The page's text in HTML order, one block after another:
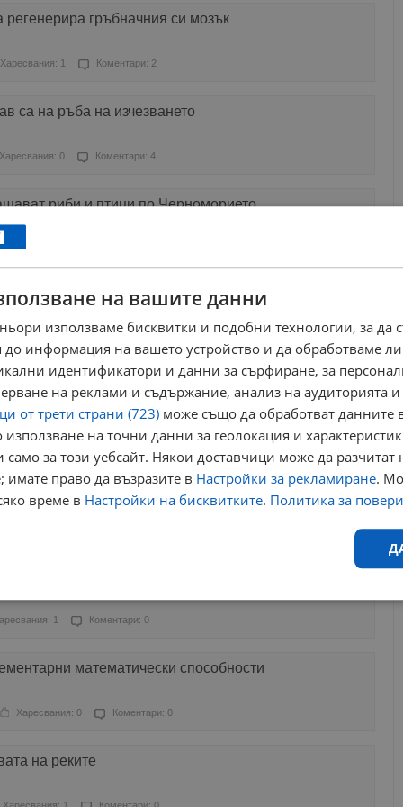
гръбначния си мозък
Харесвания: 1 Коментари: 2
са на ръба на изчезването
Харесвания: 0 Коментари: 4
риби и птици по Черноморието
1
поведение на риби във Флорида
0
фотоволтаичен покрив на Екомузея в Русе?
3 Коментари: 4
склонни да подновят бившата си любов
1 Коментари: 0
математически способности
Харесвания: 0 Коментари: 0
на реките
на вашите данни
използваме бисквитки и подобни технологии, за да
до информация на вашето устройство и да обработваме
идентификатори и данни за сърфиране, за
на реклами и съдържание, анализ на аудиторията
от трети страни (723) може също да обработват данните
на точни данни за геолокация и
за този уебсайт. Някои доставчици може да разчитат
имате право да възразите в Настройки за рекламиране.
време в Настройки на бисквитките. Политика за
Ефективност Таргетиране Функционалност